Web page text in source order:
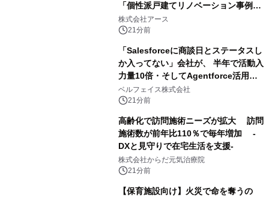
「個性派戸建てリノベーション事例5
選」を公開
株式会社アース
21分前
「Salesforceに商談日とステータスし
か入ってない」会社が、 半年で活動入
力量10倍・そしてAgentforce活用へ
── 敷島住宅×bellSalesAI事例公開
ベルフェイス株式会社
21分前
高齢化で訪問施術ニーズが拡大 訪問
施術数が前年比110％で毎年増加 -
DXと見守りで在宅生活を支援-
株式会社からだ元気治療院
21分前
【保育施設向け】火災で命を奪うの